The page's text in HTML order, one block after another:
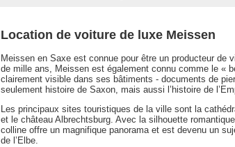
Location de voiture de luxe Meissen
Meissen en Saxe est connue pour être un producteur de
de mille ans, Meissen est également connu comme le «
clairement visible dans ses bâtiments - documents de
seulement histoire de Saxon, mais aussi l’histoire de
Les principaux sites touristiques de la ville sont la
et le château Albrechtsburg. Avec la silhouette
colline offre un magnifique panorama et est devenu un
de l’Elbe.